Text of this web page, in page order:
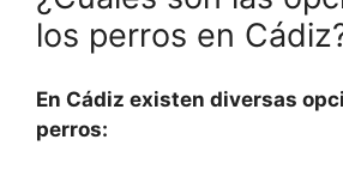
los perros en
En Cádiz existen diversas
perros: